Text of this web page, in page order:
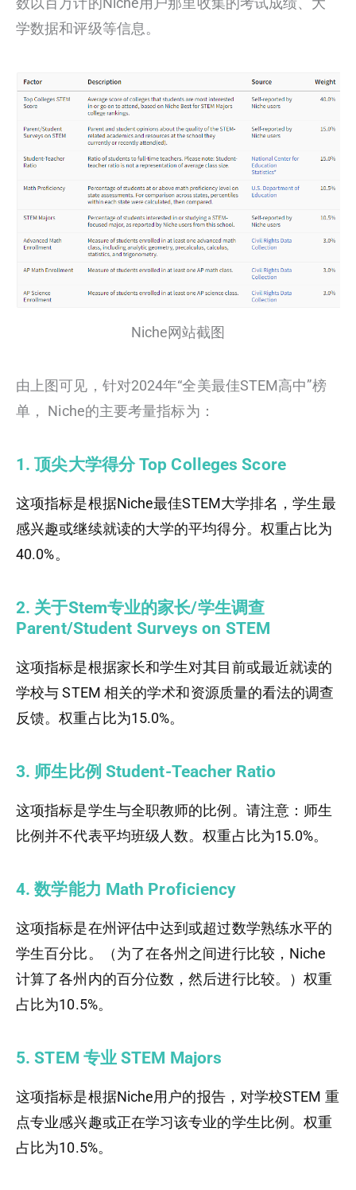
学数据和评级等信息。
Niche网站截图
由上图可见，针对2024年“全美最佳STEM高中”榜
单， Niche的主要考量指标为：
1. 顶尖大学得分 Top Colleges Score
这项指标是根据Niche最佳STEM大学排名，学生最
感兴趣或继续就读的大学的平均得分。权重占比为
40.0%。
2. 关于Stem专业的家长/学生调查
Parent/Student Surveys on STEM
这项指标是根据家长和学生对其目前或最近就读的
学校与 STEM 相关的学术和资源质量的看法的调查
反馈。权重占比为15.0%。
3. 师生比例 Student-Teacher Ratio
这项指标是学生与全职教师的比例。请注意：师生
比例并不代表平均班级人数。权重占比为15.0%。
4. 数学能力 Math Proficiency
这项指标是在州评估中达到或超过数学熟练水平的
学生百分比。（为了在各州之间进行比较，Niche
计算了各州内的百分位数，然后进行比较。）权重
占比为10.5%。
5. STEM 专业 STEM Majors
这项指标是根据Niche用户的报告，对学校STEM 重
点专业感兴趣或正在学习该专业的学生比例。权重
占比为10.5%。